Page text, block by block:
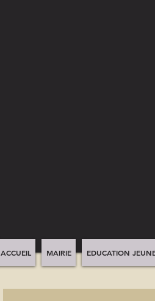
ACCUEIL MAIRIE EDUCATION